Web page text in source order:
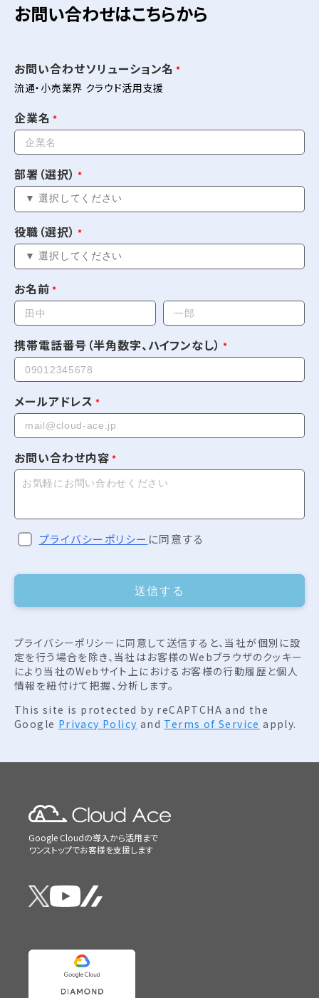
お問い合わせはこちらから
お問い合わせソリューション名
流通・小売業界 クラウド活用支援
企業名
部署（選択）
役職（選択）
お名前
携帯電話番号（半角数字、ハイフンなし）
メールアドレス
お問い合わせ内容
プライバシーポリシー に同意する
送信する
プライバシーポリシーに同意して送信すると、当社が個別に設
定を行う場合を除き、当社はお客様のWebブラウザのクッキー
により当社のWebサイト上におけるお客様の行動履歴と個人
情報を紐付けて把握、分析します。
This site is protected by reCAPTCHA and the
Google Privacy Policy and Terms of Service apply.
Google Cloudの導入から活用まで
ワンストップでお客様を支援します